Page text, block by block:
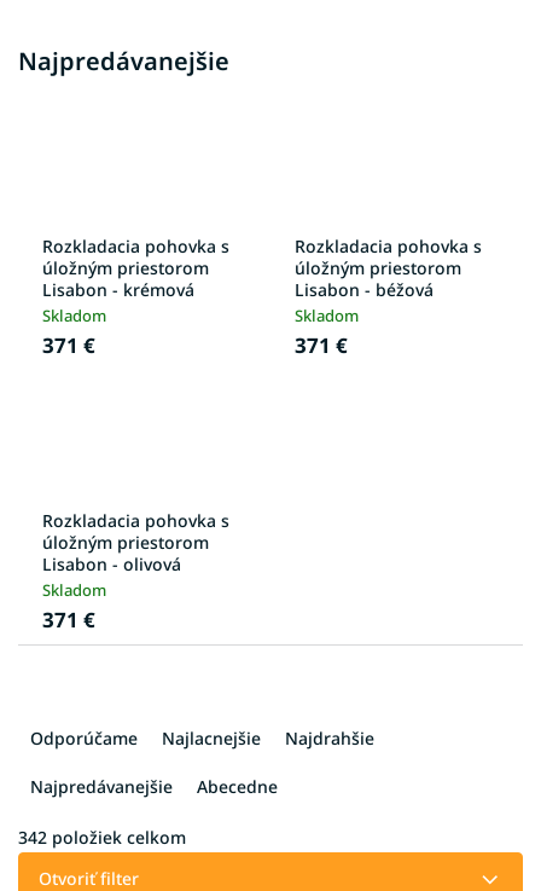
Najpredávanejšie
Rozkladacia pohovka s
úložným priestorom
Lisabon - krémová
Skladom
371 €
Rozkladacia pohovka s
úložným priestorom
Lisabon - béžová
Skladom
371 €
Rozkladacia pohovka s
úložným priestorom
Lisabon - olivová
Skladom
371 €
a
i
e
Odporúčame Najlacnejšie Najdrahšie
Najpredávanejšie Abecedne
342 položiek celkom
Otvoriť filter